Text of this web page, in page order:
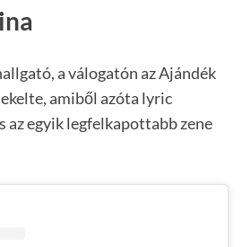
a válogatón az Ajándék
amiből azóta lyric
az egyik legfelkapottabb zene